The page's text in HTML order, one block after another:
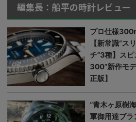
編集長：船平の時計レビュー
プロ仕様
【新常識“ス
チ”3種】ス
300”新作モ
正版】
“青木ヶ原樹
軍御用達ブ